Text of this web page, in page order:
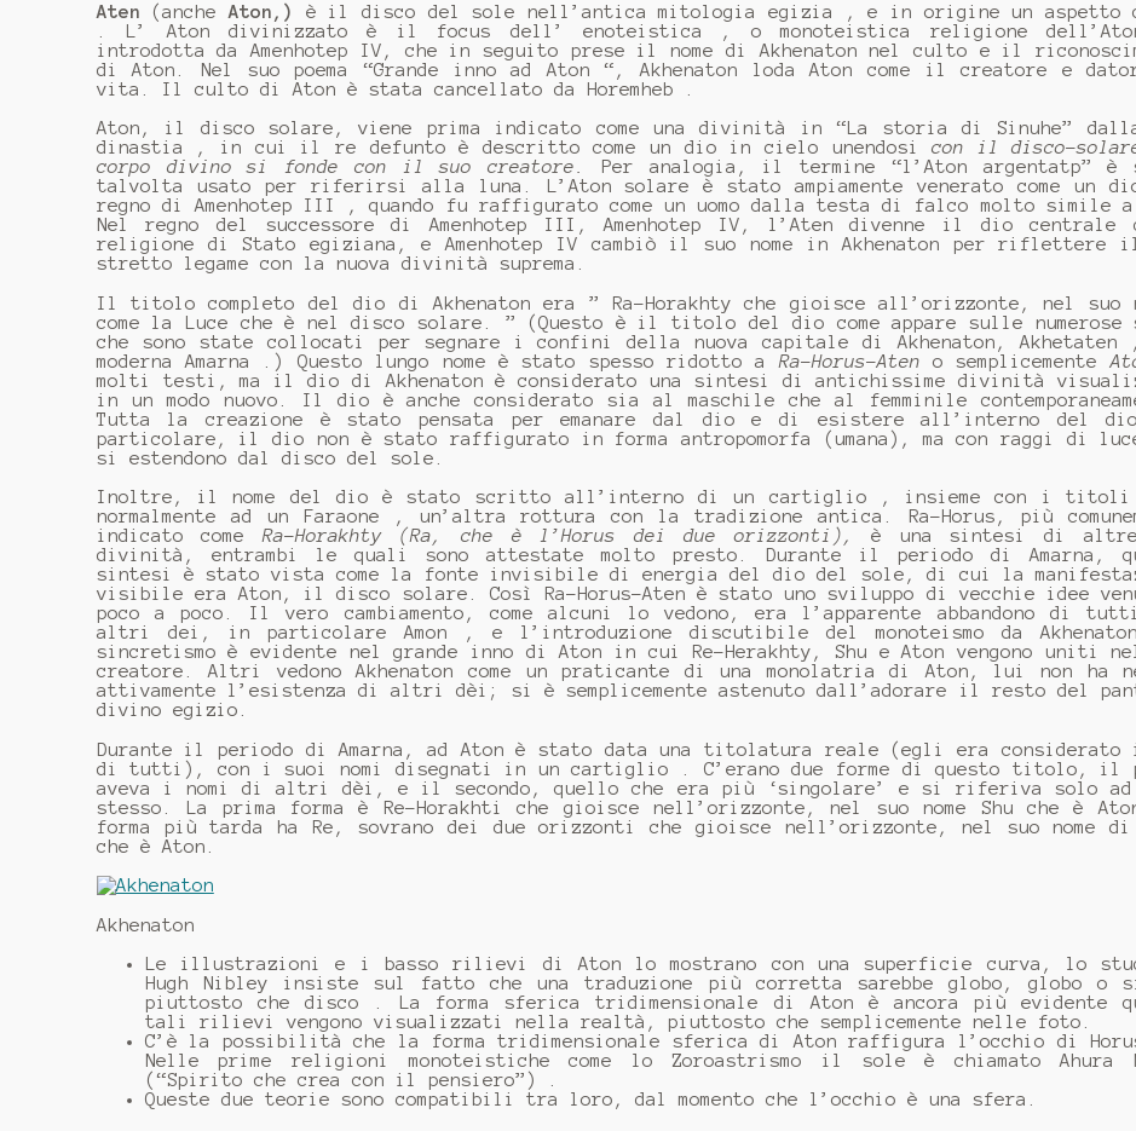
Aten (ancheAton,)
è il disco del sole nell’antica mitologia egizia , e in origine un aspetto
. L’ Aton divinizzato è il focus dell’ enoteistica , o monoteistica religione
introdotta da Amenhotep IV, che in seguito prese il nome di Akhenaton nel culto e il
di Aton. Nel suo poema “Grande inno ad Aton “, Akhenaton loda Aton come il creatore e
vita. Il culto di Aton è stata cancellato da Horemheb .
Aton, il disco solare, viene prima indicato come una divinità in “La storia di Sinuhe”
dinastia , in cui il re defunto è descritto come un dio in cielo unendosicon il disco-
corpo divino si fonde con il suo creatore.
Per analogia, il termine “l’Aton argentatp” è
talvolta usato per riferirsi alla luna. L’Aton solare è stato ampiamente venerato come un
regno di Amenhotep III , quando fu raffigurato come un uomo dalla testa di falco molto simile a
Nel regno del successore di Amenhotep III, Amenhotep IV, l’Aten divenne il dio centrale
religione di Stato egiziana, e Amenhotep IV cambiò il suo nome in Akhenaton per riflettere
stretto legame con la nuova divinità suprema.
Il titolo completo del dio di Akhenaton era ” Ra-Horakhty che gioisce all’orizzonte, nel suo
come la Luce che è nel disco solare. ” (Questo è il titolo del dio come appare sulle numerose
che sono state collocati per segnare i confini della nuova capitale di Akhenaton,
moderna Amarna .) Questo lungo nome è stato spesso ridotto a Ra-Horus-Aten o semplicemente
molti testi, ma il dio di Akhenaton è considerato una sintesi di antichissime divinità
in un modo nuovo. Il dio è anche considerato sia al maschile che al femminile
Tutta la creazione è stato pensata per emanare dal dio e di esistere all’interno del
particolare, il dio non è stato raffigurato in forma antropomorfa (umana), ma con raggi di
si estendono dal disco del sole.
Inoltre, il nome del dio è stato scritto all’interno di un cartiglio , insieme con i titoli
normalmente ad un Faraone , un’altra rottura con la tradizione antica. Ra-Horus, più
indicato come Ra-Horakhty (Ra, che è l’Horus dei due orizzonti),
è una sintesi di altre
divinità, entrambi le quali sono attestate molto presto. Durante il periodo di Amarna,
sintesi è stato vista come la fonte invisibile di energia del dio del sole, di cui la
visibile era Aton, il disco solare. Così Ra-Horus-Aten è stato uno sviluppo di vecchie idee
poco a poco. Il vero cambiamento, come alcuni lo vedono, era l’apparente abbandono di
altri dei, in particolare Amon , e l’introduzione discutibile del monoteismo da
sincretismo è evidente nel grande inno di Aton in cui Re-Herakhty, Shu e Aton vengono uniti
creatore. Altri vedono Akhenaton come un praticante di una monolatria di Aton, lui non ha
attivamente l’esistenza di altri dèi; si è semplicemente astenuto dall’adorare il resto del
divino egizio.
Durante il periodo di Amarna, ad Aton è stato data una titolatura reale (egli era
di tutti), con i suoi nomi disegnati in un cartiglio . C’erano due forme di questo titolo, il
aveva i nomi di altri dèi, e il secondo, quello che era più ‘singolare’ e si riferiva solo ad
stesso. La prima forma è Re-Horakhti che gioisce nell’orizzonte, nel suo nome Shu che è
forma più tarda ha Re, sovrano dei due orizzonti che gioisce nell’orizzonte, nel suo nome
che è Aton.
Akhenaton
Le illustrazioni e i basso rilievi di Aton lo mostrano con una superficie curva, lo
Hugh Nibley insiste sul fatto che una traduzione più corretta sarebbe globo, globo o
piuttosto che disco . La forma sferica tridimensionale di Aton è ancora più evidente
tali rilievi vengono visualizzati nella realtà, piuttosto che semplicemente nelle foto.
C’è la possibilità che la forma tridimensionale sferica di Aton raffigura l’occhio di
Nelle prime religioni monoteistiche come lo Zoroastrismo il sole è chiamato Ahura
(“Spirito che crea con il pensiero”) .
Queste due teorie sono compatibili tra loro, dal momento che l’occhio è una sfera.